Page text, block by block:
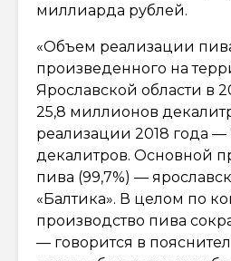
миллиарда рублей.
«Объем реализации
произведенного на
Ярославской области в
25,8 миллионов
реализации 2018 года
декалитров. Основной
пива (99,7%) —
«Балтика». В целом по
производство пива
— говорится в